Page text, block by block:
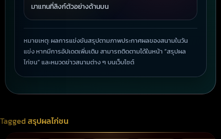
มาแทนที่ลิงก์ตัวอย่างด้านบน
หมายเหตุ: ผลการแข่งขันสรุปตามภาพประกาศผลของสนามในวัน
แข่ง หากมีการอัปเดตเพิ่มเติม สามารถติดตามได้ในหน้า “สรุปผล
ไก่ชน” และหมวดข่าวสนามต่าง ๆ บนเว็บไซต์
Taggedสรุปผลไก่ชน